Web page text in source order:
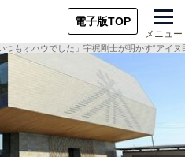
電子版TOP
メニュー
つもオハウでした」宇梶剛士が明かす“アイ